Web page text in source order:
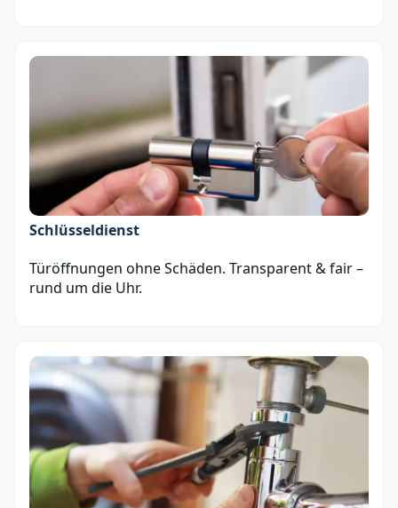
Schlüsseldienst
Türöffnungen ohne Schäden. Transparent & fair –
rund um die Uhr.